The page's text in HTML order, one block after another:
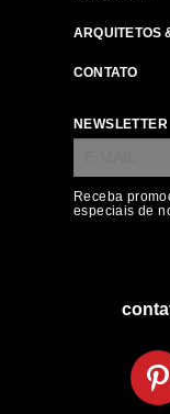
ARQUITETOS
CONTATO
NEWSLETTER
Receba
especiais de